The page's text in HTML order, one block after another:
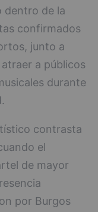
dentro de la
confirmados
junto a
a públicos
durante
contrasta
el
de mayor
por Burgos